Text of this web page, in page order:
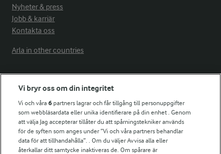
Nyheter & press
Jobb & karriär
Kontakta oss
Arla in other countries
Fler Arlasajter
För ägare
Arlas kundportal
Arla.com
Falbygdens Ost
Vi bryr oss om din integritet
Vi och våra6 partners lagrar och får tillgång till personuppgifter
som webbläsardata eller unika identifierare på din enhet . Genom
att välja Jag accepterar tillåter du att spårningstekniker används
för de syften som anges under ”Vi och våra partners behandlar
data för att tillhandahålla”. . Om du väljer Avvisa alla eller
återkallar ditt samtycke inaktiveras de. Om spårare är